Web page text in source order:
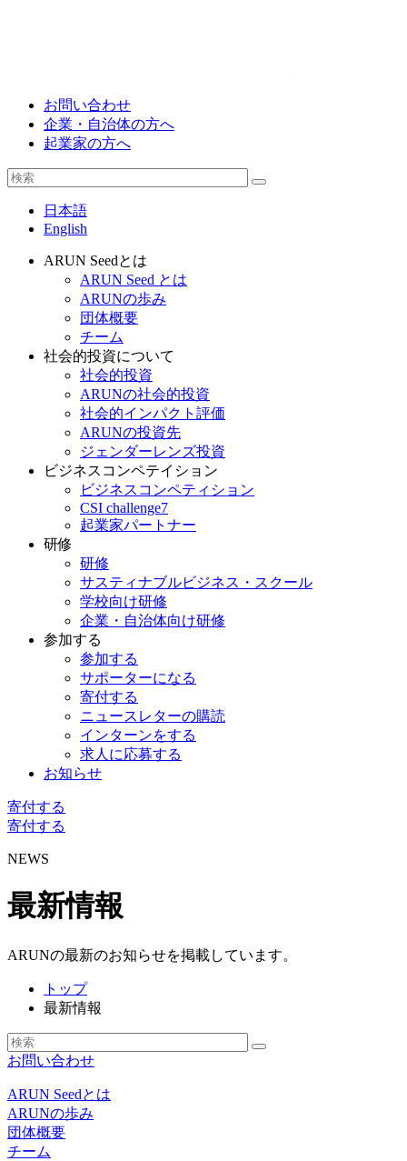
お問い合わせ
企業・自治体の方へ
起業家の方へ
日本語
English
ARUN Seedとは
ARUN Seed とは
ARUNの歩み
団体概要
チーム
社会的投資について
社会的投資
ARUNの社会的投資
社会的インパクト評価
ARUNの投資先
ジェンダーレンズ投資
ビジネスコンペテイション
ビジネスコンペティション
CSI challenge7
起業家パートナー
研修
研修
サスティナブルビジネス・スクール
学校向け研修
企業・自治体向け研修
参加する
参加する
サポーターになる
寄付する
ニュースレターの購読
インターンをする
求人に応募する
お知らせ
寄付する
寄付する
NEWS
最新情報
ARUNの最新のお知らせを掲載しています。
トップ
最新情報
お問い合わせ
ARUN Seedとは
ARUNの歩み
団体概要
チーム